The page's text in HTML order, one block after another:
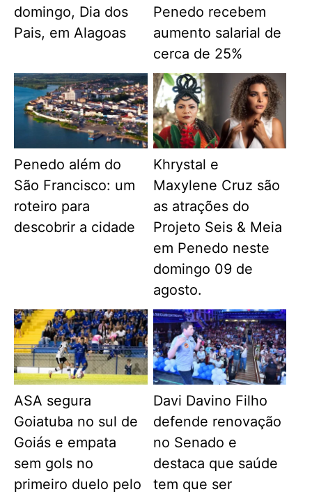
domingo, Dia dos
Pais, em Alagoas
Penedo recebem
aumento salarial de
cerca de 25%
Penedo além do
São Francisco: um
roteiro para
descobrir a cidade
Khrystal e
Maxylene Cruz são
as atrações do
Projeto Seis & Meia
em Penedo neste
domingo 09 de
agosto.
ASA segura
Goiatuba no sul de
Goiás e empata
sem gols no
primeiro duelo pelo
Davi Davino Filho
defende renovação
no Senado e
destaca que saúde
tem que ser